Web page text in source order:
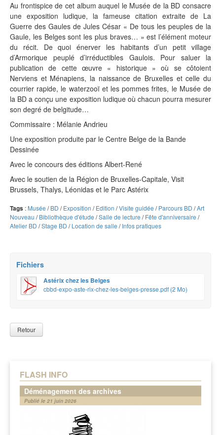
FLASH INFO
Déménagement des archives
Publié le 21 juin 2026
Au frontispice de cet album auquel le Musée de la BD consacre
une exposition ludique, la fameuse citation extraite de La
Guerre des Gaules de Jules César « De tous les peuples de la
Gaule, les Belges sont les plus braves… » est l’élément moteur
du récit. De quoi énerver les habitants d’un petit village
d’Armorique peuplé d’irréductibles Gaulois. Pour saluer la
publication de cette œuvre « historique » où se côtoient
Nerviens et Ménapiens, la naissance de Bruxelles et celle du
courrier rapide, le waterzooï et les pommes frites, le Musée de
la BD a conçu une exposition ludique où chacun pourra mesurer
son degré de belgitude…
Commissaire : Mélanie Andrieu
Une exposition produite par le Centre Belge de la Bande
Dessinée
Avec le concours des éditions Albert-René
Avec le soutien de la Région de Bruxelles-Capitale, Visit
Brussels, Thalys, Léonidas et le Parc Astérix
Tags : Musée /BD /Exposition /Edition /Visite guidée /Parcours BD /Art
Nouveau /Bibliothèque d'étude /Salle de lecture /Fête d'anniversaire /
Atelier BD /Stage BD /Location de salle /Infos pratiques
Fichiers
Astérix chez les Belges
cbbd-expo-aste-rix-chez-les-belges-presse.pdf (2 Mo)
Retour